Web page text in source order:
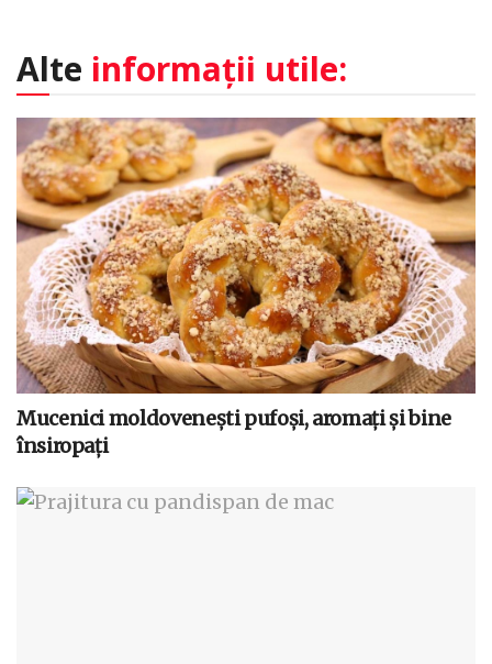
Alte informații utile:
Mucenici moldovenești pufoși, aromați și bine
însiropați